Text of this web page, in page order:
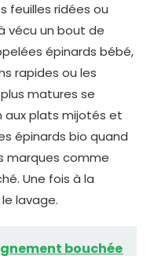
feuilles ridées ou
vécu un bout de
épinards bébé,
rapides ou les
matures se
aux plats mijotés et
épinards bio quand
marques comme
Une fois à la
lavage.
bouchée